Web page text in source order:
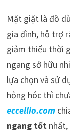
Mặt giặt là đồ
gia đình, hỗ trợ
giảm thiểu thời
ngang sở hữu
lựa chọn và sử
hỏng hóc thì
eccellio.com
ngang tốtnhất,